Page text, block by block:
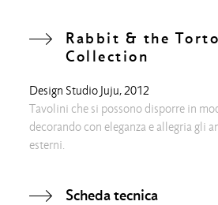
Rabbit & the
Collection
Design Studio Juju, 2012
Tavolini che si possono disporre in
decorando con eleganza e allegria gli
esterni.
Scheda tecnica